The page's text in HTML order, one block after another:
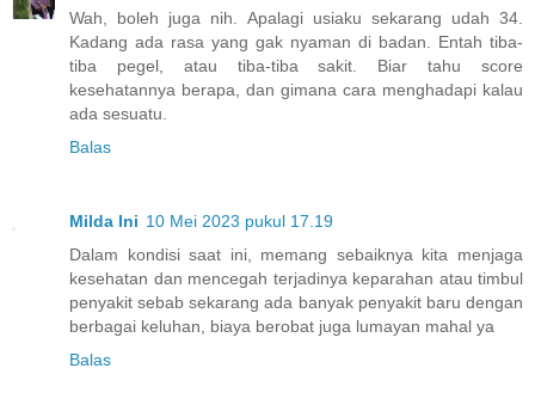
Wah, boleh juga nih. Apalagi usiaku sekarang udah 34.
Kadang ada rasa yang gak nyaman di badan. Entah tiba-
tiba pegel, atau tiba-tiba sakit. Biar tahu score
kesehatannya berapa, dan gimana cara menghadapi kalau
ada sesuatu.
Balas
Milda Ini 10 Mei 2023 pukul 17.19
Dalam kondisi saat ini, memang sebaiknya kita menjaga
kesehatan dan mencegah terjadinya keparahan atau timbul
penyakit sebab sekarang ada banyak penyakit baru dengan
berbagai keluhan, biaya berobat juga lumayan mahal ya
Balas